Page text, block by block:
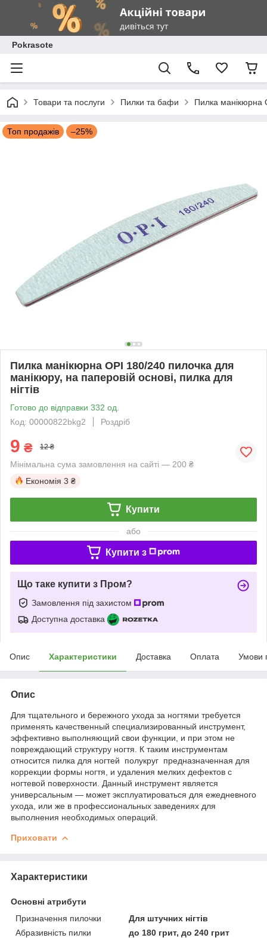
Pokrasote
Товари та послуги Пилки та бафи Пилка манікюрна
Топ продажів –25%
Пилка манікюрна OPI 180/240 пилочка для
манікюру, на паперовій основі, пилка для
нігтів
Готово до відправки 332 од.
Код: 00000822bkg2
Роздріб
9 ₴ 12 ₴
Мінімальна сума замовлення на сайті — 200 ₴
Економія 3 ₴
Купити
або
Купити з
Що таке купити з Пром?
Замовлення під захистом
Доступна доставка
Опис Характеристики Доставка Оплата Умови
Опис
Для тщательного и бережного ухода за ногтями требуется
применять качественный специализированный инструмент,
эффективно выполняющий свои функции, и при этом не
повреждающий структуру ногтя. К таким инструментам
относится пилка для ногтей полукруг предназначенная для
коррекции формы ногтя, и удаления мелких дефектов с
ногтевой поверхности. Данный инструмент является
универсальным — может эксплуатироваться для ежедневного
ухода, или же в профессиональных заведениях для
выполнения необходимых операций.
Приховати
Характеристики
Основні атрибути
Призначення пилочки
Для штучних нігтів
Абразивність пилки
до 180 грит, до 240 грит